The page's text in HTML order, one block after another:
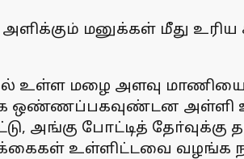
மனுக்கள் மீது உரிய
உள்ள மழை அளவு மாணியை
ஒண்ணப்பகவுண்டன அள்ளி
போட்டித் தோ்வுக்கு
உள்ளிட்டவை வழங்க